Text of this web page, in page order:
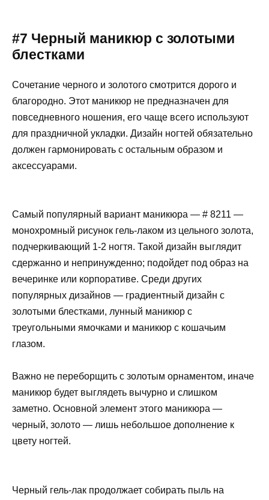
#7 Черный маникюр с золотыми
блестками
Сочетание черного и золотого смотрится дорого и
благородно. Этот маникюр не предназначен для
повседневного ношения, его чаще всего используют
для праздничной укладки. Дизайн ногтей обязательно
должен гармонировать с остальным образом и
аксессуарами.
Самый популярный вариант маникюра — # 8211 —
монохромный рисунок гель-лаком из цельного золота,
подчеркивающий 1-2 ногтя. Такой дизайн выглядит
сдержанно и непринужденно; подойдет под образ на
вечеринке или корпоративе. Среди других
популярных дизайнов — градиентный дизайн с
золотыми блестками, лунный маникюр с
треугольными ямочками и маникюр с кошачьим
глазом.
Важно не переборщить с золотым орнаментом, иначе
маникюр будет выглядеть вычурно и слишком
заметно. Основной элемент этого маникюра —
черный, золото — лишь небольшое дополнение к
цвету ногтей.
Черный гель-лак продолжает собирать пыль на